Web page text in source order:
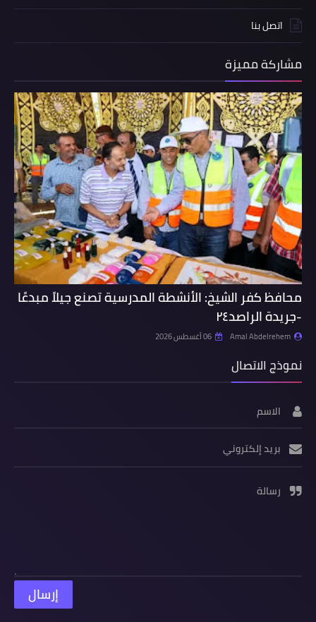
اتصل بنا
مشاركة مميزة
محافظ كفر الشيخ: الأنشطة المدرسية تصنع جيلاً مبدعًا
-جريدة الراصد٢٤
Amal Abdelrehem 06 أغسطس 2026
نموذج الاتصال
الاسم
بريد إلكتروني
رسالة